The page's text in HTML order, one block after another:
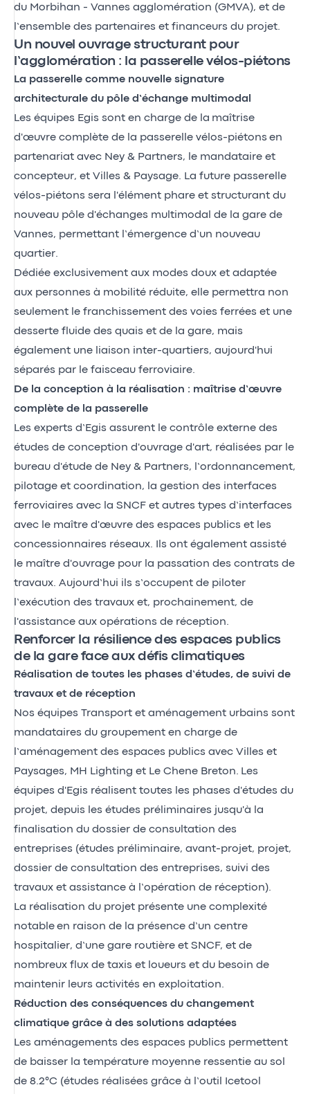
du Morbihan - Vannes agglomération (GMVA), et de
l’ensemble des partenaires et financeurs du projet.
Un nouvel ouvrage structurant pour
l’agglomération : la passerelle vélos-piétons
La passerelle comme nouvelle signature
architecturale du pôle d’échange multimodal
Les équipes Egis sont en charge de la maîtrise
d'œuvre complète de la passerelle vélos-piétons en
partenariat avec Ney & Partners, le mandataire et
concepteur, et Villes & Paysage. La future passerelle
vélos-piétons sera l'élément phare et structurant du
nouveau pôle d'échanges multimodal de la gare de
Vannes, permettant l’émergence d’un nouveau
quartier.
Dédiée exclusivement aux modes doux et adaptée
aux personnes à mobilité réduite, elle permettra non
seulement le franchissement des voies ferrées et une
desserte fluide des quais et de la gare, mais
également une liaison inter-quartiers, aujourd'hui
séparés par le faisceau ferroviaire.
De la conception à la réalisation : maîtrise d’œuvre
complète de la passerelle
Les experts d’Egis assurent le contrôle externe des
études de conception d'ouvrage d'art, réalisées par le
bureau d'étude de Ney & Partners, l’ordonnancement,
pilotage et coordination, la gestion des interfaces
ferroviaires avec la SNCF et autres types d’interfaces
avec le maître d'œuvre des espaces publics et les
concessionnaires réseaux. Ils ont également assisté
le maître d'ouvrage pour la passation des contrats de
travaux. Aujourd’hui ils s’occupent de piloter
l’exécution des travaux et, prochainement, de
l'assistance aux opérations de réception.
Renforcer la résilience des espaces publics
de la gare face aux défis climatiques
Réalisation de toutes les phases d’études, de suivi de
travaux et de réception
Nos équipes Transport et aménagement urbains sont
mandataires du groupement en charge de
l’aménagement des espaces publics avec Villes et
Paysages, MH Lighting et Le Chene Breton. Les
équipes d'Egis réalisent toutes les phases d'études du
projet, depuis les études préliminaires jusqu'à la
finalisation du dossier de consultation des
entreprises (études préliminaire, avant-projet, projet,
dossier de consultation des entreprises, suivi des
travaux et assistance à l’opération de réception).
La réalisation du projet présente une complexité
notable en raison de la présence d’un centre
hospitalier, d’une gare routière et SNCF, et de
nombreux flux de taxis et loueurs et du besoin de
maintenir leurs activités en exploitation.
Réduction des conséquences du changement
climatique grâce à des solutions adaptées
Les aménagements des espaces publics permettent
de baisser la température moyenne ressentie au sol
de 8.2°C (études réalisées grâce à l’outil Icetool